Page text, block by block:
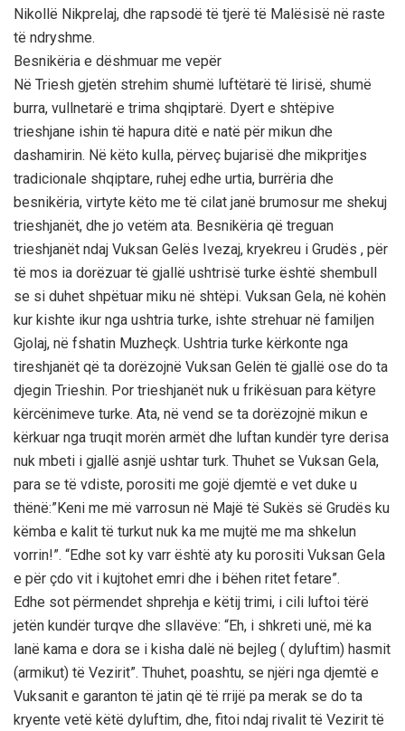
Nikollë Nikprelaj, dhe rapsodë të tjerë të Malësisë në raste
të ndryshme.
Besnikëria e dëshmuar me vepër
Në Triesh gjetën strehim shumë luftëtarë të lirisë, shumë
burra, vullnetarë e trima shqiptarë. Dyert e shtëpive
trieshjane ishin të hapura ditë e natë për mikun dhe
dashamirin. Në këto kulla, përveç bujarisë dhe mikpritjes
tradicionale shqiptare, ruhej edhe urtia, burrëria dhe
besnikëria, virtyte këto me të cilat janë brumosur me shekuj
trieshjanët, dhe jo vetëm ata. Besnikëria që treguan
trieshjanët ndaj Vuksan Gelës Ivezaj, kryekreu i Grudës , për
të mos ia dorëzuar të gjallë ushtrisë turke është shembull
se si duhet shpëtuar miku në shtëpi. Vuksan Gela, në kohën
kur kishte ikur nga ushtria turke, ishte strehuar në familjen
Gjolaj, në fshatin Muzheçk. Ushtria turke kërkonte nga
tireshjanët që ta dorëzojnë Vuksan Gelën të gjallë ose do ta
djegin Trieshin. Por trieshjanët nuk u frikësuan para këtyre
kërcënimeve turke. Ata, në vend se ta dorëzojnë mikun e
kërkuar nga truqit morën armët dhe luftan kundër tyre derisa
nuk mbeti i gjallë asnjë ushtar turk. Thuhet se Vuksan Gela,
para se të vdiste, porositi me gojë djemtë e vet duke u
thënë:”Keni me më varrosun në Majë të Sukës së Grudës ku
këmba e kalit të turkut nuk ka me mujtë me ma shkelun
vorrin!”. “Edhe sot ky varr është aty ku porositi Vuksan Gela
e për çdo vit i kujtohet emri dhe i bëhen ritet fetare”.
Edhe sot përmendet shprehja e këtij trimi, i cili luftoi tërë
jetën kundër turqve dhe sllavëve: “Eh, i shkreti unë, më ka
lanë kama e dora se i kisha dalë në bejleg ( dyluftim) hasmit
(armikut) të Vezirit”. Thuhet, poashtu, se njëri nga djemtë e
Vuksanit e garanton të jatin që të rrijë pa merak se do ta
kryente vetë këtë dyluftim, dhe, fitoi ndaj rivalit të Vezirit të